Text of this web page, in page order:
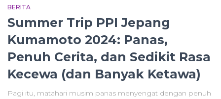
BERITA
Summer Trip PPI Jepang
Kumamoto 2024: Panas,
Penuh Cerita, dan Sedikit Rasa
Kecewa (dan Banyak Ketawa)
Pagi itu, matahari musim panas menyengat dengan penuh